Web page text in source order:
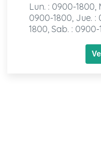
Lun. : 0900-1800,
0900-1800, Jue. :
1800, Sab. : 0900-